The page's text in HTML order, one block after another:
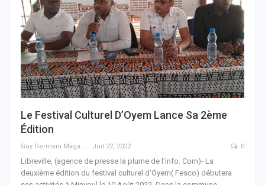
Le Festival Culturel D’Oyem Lance Sa 2ème
Édition
Guy Germain Maganga Nziengui Juil 22, 2022 0
Libreville, (agence de presse la plume de l'info. Com)- La
deuxième édition du festival culturel d'Oyem( Fesco) débutera